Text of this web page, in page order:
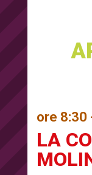
ore 8:30
LA